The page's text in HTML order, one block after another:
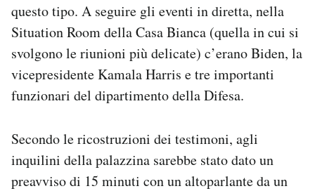
questo tipo. A seguire gli eventi in diretta, nella
Situation Room della Casa Bianca (quella in cui si
svolgono le riunioni più delicate) c’erano Biden, la
vicepresidente Kamala Harris e tre importanti
funzionari del dipartimento della Difesa.
Secondo le ricostruzioni dei testimoni, agli
inquilini della palazzina sarebbe stato dato un
preavviso di 15 minuti con un altoparlante da un